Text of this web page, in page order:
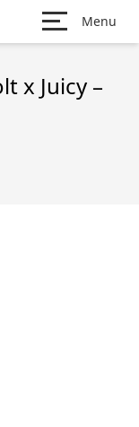
Menu
x Juicy –